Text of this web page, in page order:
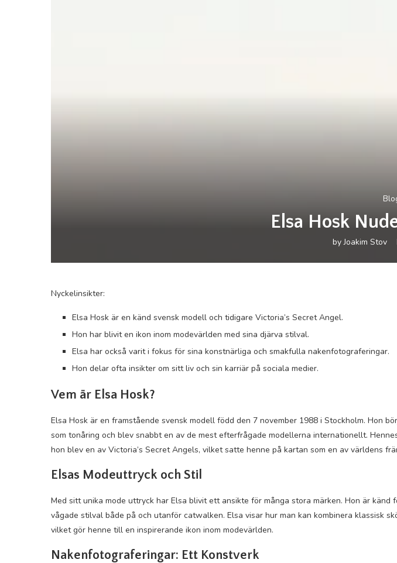
Elsa Hosk
byJoakim Stov
Nyckelinsikter:
Elsa Hosk är en känd svensk modell och tidigare Victoria’s Secret Angel.
Hon har blivit en ikon inom modevärlden med sina djärva stilval.
Elsa har också varit i fokus för sina konstnärliga och smakfulla nakenfotograferingar.
Hon delar ofta insikter om sitt liv och sin karriär på sociala medier.
Vem är Elsa Hosk?
Elsa Hosk är en framstående svensk modell född den 7 november 1988 i Stockholm. Hon
som tonåring och blev snabbt en av de mest efterfrågade modellerna internationellt.
hon blev en av Victoria’s Secret Angels, vilket satte henne på kartan som en av världens
Elsas Modeuttryck och Stil
Med sitt unika mode uttryck har Elsa blivit ett ansikte för många stora märken. Hon är känd
vågade stilval både på och utanför catwalken. Elsa visar hur man kan kombinera klassisk
vilket gör henne till en inspirerande ikon inom modevärlden.
Nakenfotograferingar: Ett Konstverk